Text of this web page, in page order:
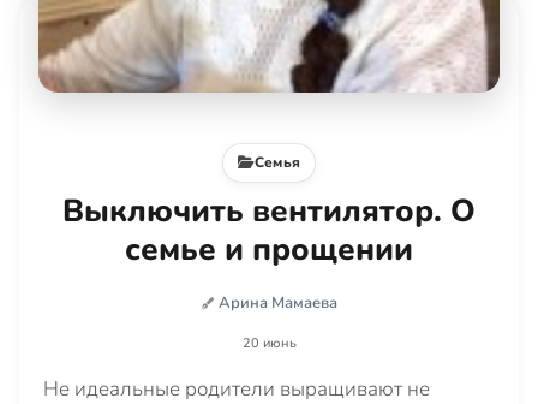
Семья
Выключить вентилятор. О
семье и прощении
Арина Мамаева
20 июнь
Не идеальные родители выращивают не